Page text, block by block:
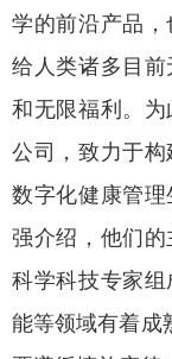
学的前沿产品
给人类诸多目
和无限福利。
公司，致力于
数字化健康管
强介绍，他们
科学科技专家
能等领域有着成